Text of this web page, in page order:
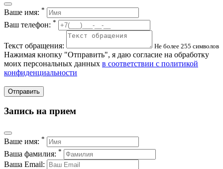
Ваше имя: *
Ваш телефон: *
Текст обращения: Не более 255 символов
Нажимая кнопку "Отправить", я даю согласие на обработку
моих персональных данных в соответствии с политикой
конфиденциальности
Отправить
Запись на прием
Ваше имя: *
Ваша фамилия: *
Ваша Email: